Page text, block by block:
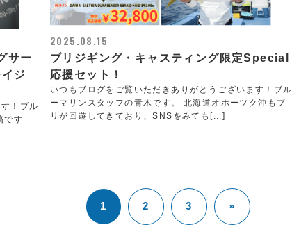
サー
ジ
！ブル
です
2025.08.15
ブリジギング・キャスティング限定Special
応援セット！
いつもブログをご覧いただきありがとうございます！ブル
ーマリンスタッフの青木です。 北海道オホーツク沖もブ
リが回遊してきており、SNSをみても[...]
1 2 3 »